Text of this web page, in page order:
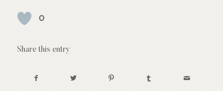
0
Share this entry